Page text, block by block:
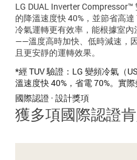
LG DUAL Inverter
的降溫速度快 40%，並節省高
冷氣運轉更有效率，能根據室
——溫度高時加快、低時減速，
且更安靜的運轉效果。
*經 TUV 驗證：LG 變頻冷氣（
溫速度快 40%，省電 70%。實
國際認證 · 設計獎項
獲多項國際認證